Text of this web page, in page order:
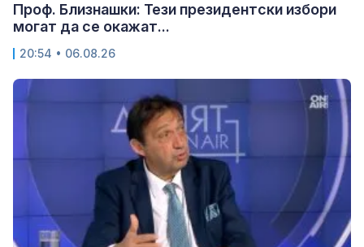
Проф. Близнашки: Тези президентски избори
могат да се окажат...
20:54 • 06.08.26